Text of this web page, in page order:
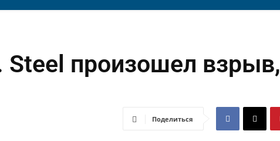
произошел взрыв,
Поделиться